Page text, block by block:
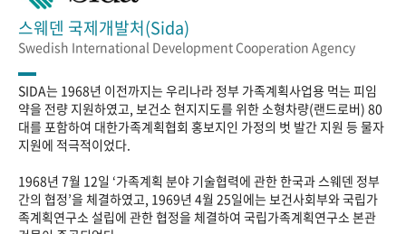
간행물 변천사
기록물 아카이브
사진 아카이브 문서 기록물 행정박물 영상 기록물
성과 50선 숫자로 보는 50년 50+1주년 광장
세계와 함께 한 KIHASA
스웨덴 국제개발처(Sida)
Swedish International Development Cooperation Agency
SIDA는 1968년 이전까지는 우리나라 정부 가족계획사업용 먹는 피임
약을 전량 지원하였고, 보건소 현지지도를 위한 소형차량(랜드로버) 80
대를 포함하여 대한가족계획협회 홍보지인 가정의 벗 발간 지원 등 물자
지원에 적극적이었다.
1968년 7월 12일 ‘가족계획 분야 기술협력에 관한 한국과 스웨덴 정부
간의 협정’을 체결하였고, 1969년 4월 25일에는 보건사회부와 국립가
족계획연구소 설립에 관한 협정을 체결하여 국립가족계획연구소 본관